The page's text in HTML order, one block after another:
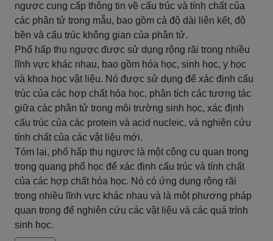
ngược cung cấp thông tin về cấu trúc và tính chất của
các phân tử trong mẫu, bao gồm cả độ dài liên kết, độ
bền và cấu trúc không gian của phân tử.
Phổ hấp thụ ngược được sử dụng rộng rãi trong nhiều
lĩnh vực khác nhau, bao gồm hóa học, sinh học, y học
và khoa học vật liệu. Nó được sử dụng để xác định cấu
trúc của các hợp chất hóa học, phân tích các tương tác
giữa các phân tử trong môi trường sinh học, xác định
cấu trúc của các protein và acid nucleic, và nghiên cứu
tính chất của các vật liệu mới.
Tóm lại, phổ hấp thụ ngược là một công cụ quan trọng
trong quang phổ học để xác định cấu trúc và tính chất
của các hợp chất hóa học. Nó có ứng dụng rộng rãi
trong nhiều lĩnh vực khác nhau và là một phương pháp
quan trọng để nghiên cứu các vật liệu và các quá trình
sinh học.